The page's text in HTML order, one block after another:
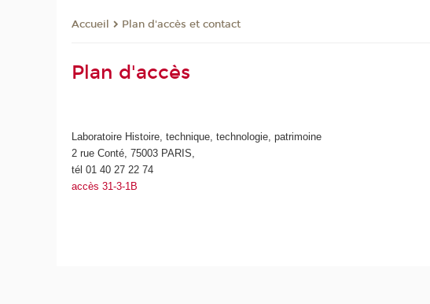
Accueil Plan d'accès et contact
Plan d'accès
Laboratoire Histoire, technique, technologie, patrimoine
2 rue Conté, 75003 PARIS,
tél 01 40 27 22 74
accès 31-3-1B